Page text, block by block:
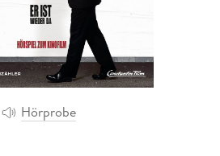
Hörprobe